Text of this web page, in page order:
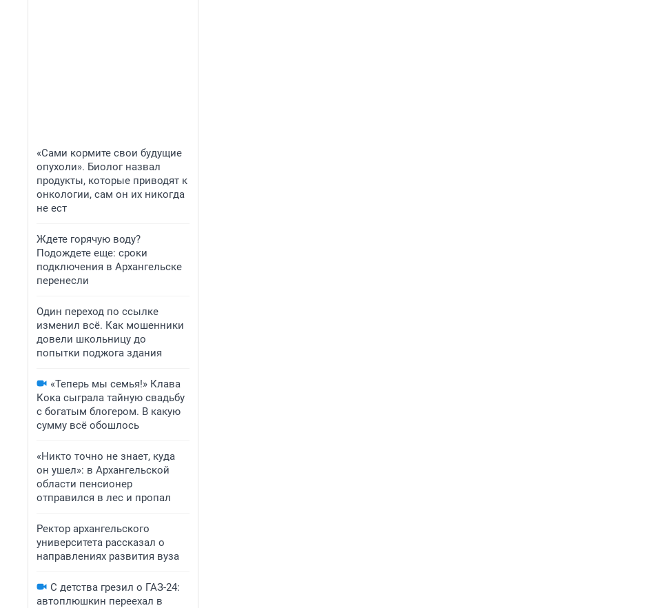
«Сами кормите свои будущие
опухоли». Биолог назвал
продукты, которые приводят к
онкологии, сам он их никогда
не ест
Ждете горячую воду?
Подождете еще: сроки
подключения в Архангельске
перенесли
Один переход по ссылке
изменил всё. Как мошенники
довели школьницу до
попытки поджога здания
«Теперь мы семья!» Клава
Кока сыграла тайную свадьбу
с богатым блогером. В какую
сумму всё обошлось
«Никто точно не знает, куда
он ушел»: в Архангельской
области пенсионер
отправился в лес и пропал
Ректор архангельского
университета рассказал о
направлениях развития вуза
С детства грезил о ГАЗ-24:
автоплюшкин переехал в